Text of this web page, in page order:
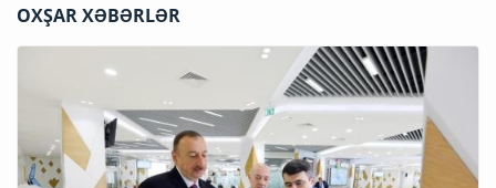
OXŞAR XƏBƏRLƏR